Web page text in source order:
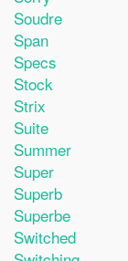
Soudre
Span
Specs
Stock
Strix
Suite
Summer
Super
Superb
Superbe
Switched